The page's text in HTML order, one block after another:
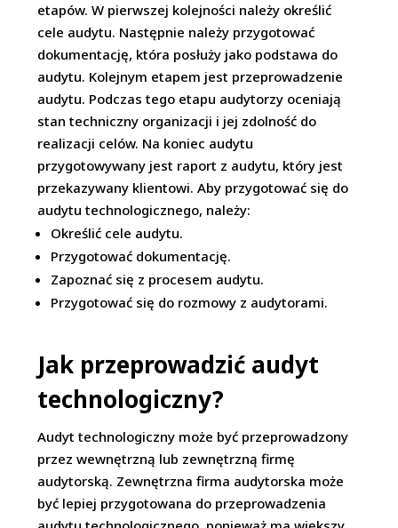
etapów. W pierwszej kolejności należy określić
cele audytu. Następnie należy przygotować
dokumentację, która posłuży jako podstawa do
audytu. Kolejnym etapem jest przeprowadzenie
audytu. Podczas tego etapu audytorzy oceniają
stan techniczny organizacji i jej zdolność do
realizacji celów. Na koniec audytu
przygotowywany jest raport z audytu, który jest
przekazywany klientowi. Aby przygotować się do
audytu technologicznego, należy:
Określić cele audytu.
Przygotować dokumentację.
Zapoznać się z procesem audytu.
Przygotować się do rozmowy z audytorami.
Jak przeprowadzić audyt
technologiczny?
Audyt technologiczny może być przeprowadzony
przez wewnętrzną lub zewnętrzną firmę
audytorską. Zewnętrzna firma audytorska może
być lepiej przygotowana do przeprowadzenia